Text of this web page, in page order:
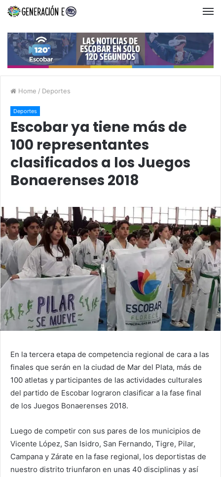
Home / Deportes
Deportes
Escobar ya tiene más de
100 representantes
clasificados a los Juegos
Bonaerenses 2018
En la tercera etapa de competencia regional de cara a las
finales que serán en la ciudad de Mar del Plata, más de
100 atletas y participantes de las actividades culturales
del partido de Escobar lograron clasificar a la fase final
de los Juegos Bonaerenses 2018.
Luego de competir con sus pares de los municipios de
Vicente López, San Isidro, San Fernando, Tigre, Pilar,
Campana y Zárate en la fase regional, los deportistas de
nuestro distrito triunfaron en unas 40 disciplinas y así